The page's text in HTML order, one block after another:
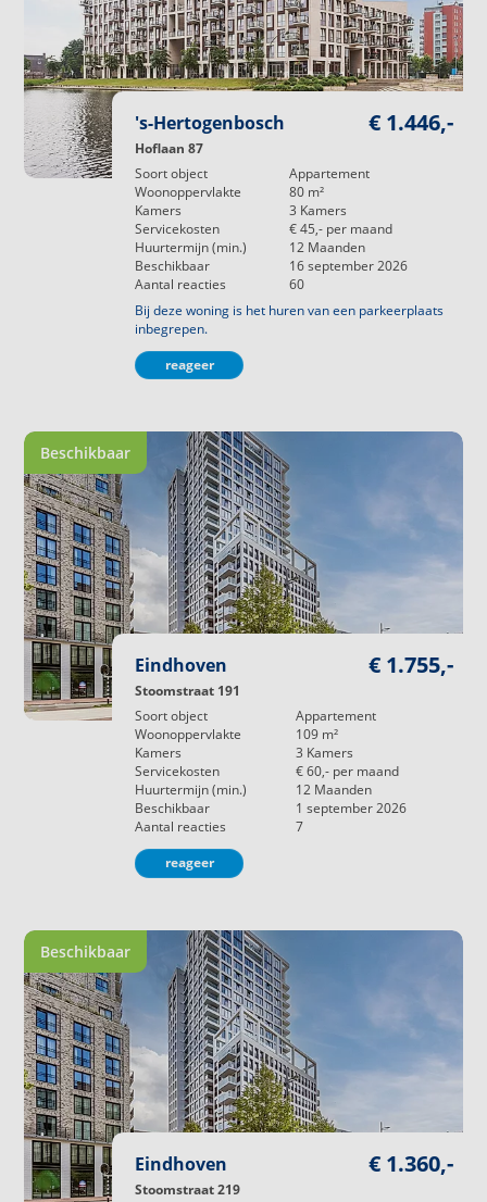
's-Hertogenbosch
Hoflaan 87
€ 1.446,-
Soort object
Appartement
Woonoppervlakte
80 m²
Kamers
3 Kamers
Servicekosten
€ 45,- per maand
Huurtermijn (min.)
12 Maanden
Beschikbaar
16 september 2026
Aantal reacties
60
Bij deze woning is het huren van een parkeerplaats
inbegrepen.
reageer
Beschikbaar
Eindhoven
Stoomstraat 191
€ 1.755,-
Soort object
Appartement
Woonoppervlakte
109 m²
Kamers
3 Kamers
Servicekosten
€ 60,- per maand
Huurtermijn (min.)
12 Maanden
Beschikbaar
1 september 2026
Aantal reacties
7
reageer
Beschikbaar
Eindhoven
Stoomstraat 219
€ 1.360,-